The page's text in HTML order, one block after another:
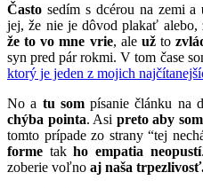
Často sedím s dcérou na zemi a
jej, že nie je dôvod plakať alebo,
že to vo mne vrie, ale užto
syn pred pár rokmi. V tom čase
ktorý je jeden z mojich
No a tu sompísanie článku na
chýba pointa. Asi preto aby som
tomto prípade zo strany “tej
forme takho empatia neopustí
zoberie voľno aj naša